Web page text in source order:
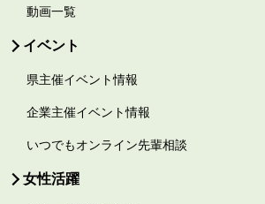
動画一覧
イベント
県主催イベント情報
企業主催イベント情報
いつでもオンライン先輩相談
女性活躍